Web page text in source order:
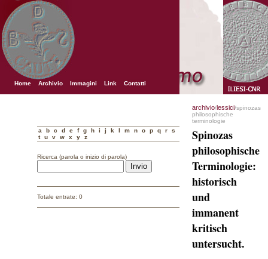
Home Archivio Immagini Link Contatti
a b c d e f g h i j k l m n o p q r
s
t
u v w x y z
Ricerca (parola o inizio di parola)
Totale entrate: 0
archivio/lessici/spinozas
philosophische
terminologie
Spinozas
philosophische
Terminologie:
historisch
und
immanent
kritisch
untersucht.